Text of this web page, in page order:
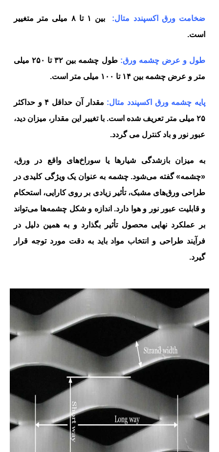
ضخامت ورق اکسپندد متال:
بین ۱ تا ۸ میلی متر متغییر
است.
طول و عرض چشمه ورق:
طول چشمه بین ۳۲ تا ۲۵۰ میلی
متر و عرض چشمه بین ۱۴ تا ۱۰۰ میلی متر است.
پایه چشمه ورق اکسپندد متال:
مقدار آن حداقل ۴ و حداکثر
۲۵ میلی متر تعریف شده است. با تغییر این مقدار، میزان دید،
عبور نور و باد کنترل می گردد.
به میزان بازشدگی شیارها یا سوراخ‌های واقع در ورق،
«چشمه» گفته می‌شود. چشمه به عنوان یک ویژگی کلیدی در
طراحی ورق‌های مشبک، تأثیر زیادی بر روی کارایی، استحکام
و قابلیت عبور نور و هوا دارد. اندازه و شکل چشمه‌ها می‌تواند
بر عملکرد نهایی محصول تأثیر بگذارد و به همین دلیل در
فرآیند طراحی و انتخاب مواد باید به دقت مورد توجه قرار
گیرد.